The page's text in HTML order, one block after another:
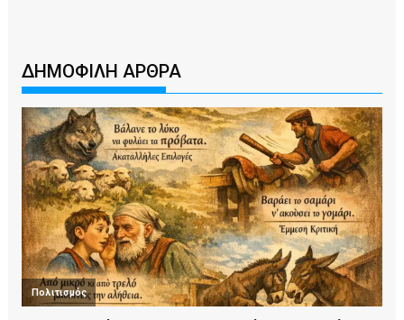
ΔΗΜΟΦΙΛΗ ΑΡΘΡΑ